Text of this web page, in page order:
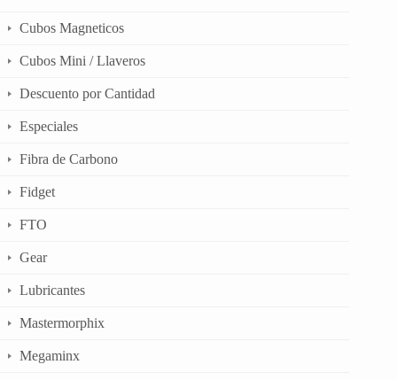
Cubos Magneticos
Cubos Mini / Llaveros
Descuento por Cantidad
Especiales
Fibra de Carbono
Fidget
FTO
Gear
Lubricantes
Mastermorphix
Megaminx